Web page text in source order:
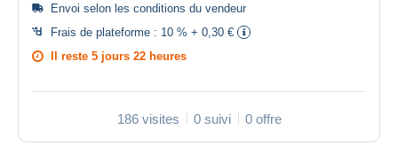
Envoi selon les conditions du vendeur
Frais de plateforme : 10 % + 0,30 €
Il reste 5 jours 22 heures
186 visites 0 suivi 0 offre